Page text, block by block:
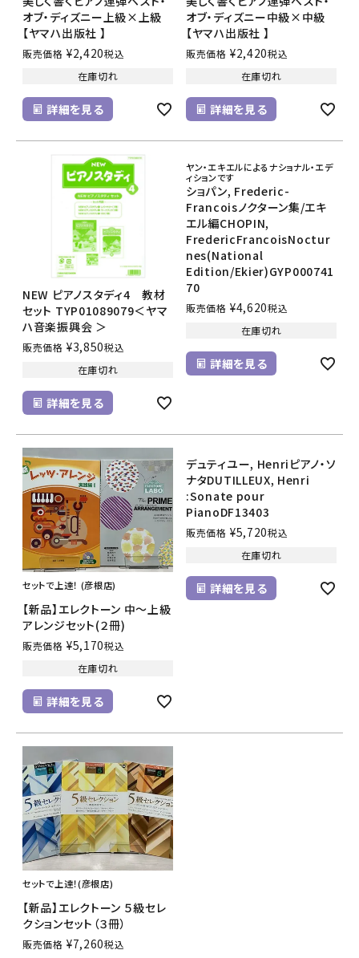
オブ・ディズニー上級×上級
【ヤマハ出版社 】
販売価格 ¥2,420税込
在庫切れ
詳細を見る
オブ・ディズニー中級×中級
【ヤマハ出版社 】
販売価格 ¥2,420税込
在庫切れ
詳細を見る
NEW ピアノスタディ4 教材
セット TYP01089079＜ヤマ
ハ音楽振興会 ＞
販売価格 ¥3,850税込
在庫切れ
詳細を見る
ヤン・エキエルによるナショナル・エデ
ィションです
ショパン, Frederic-
Francoisノクターン集/エキ
エル編CHOPIN,
FredericFrancoisNoctur
nes(National
Edition/Ekier)GYP000741
70
販売価格 ¥4,620税込
在庫切れ
詳細を見る
セットで上達！ (彦根店)
【新品】エレクトーン 中～上級
アレンジセット(２冊)
販売価格 ¥5,170税込
在庫切れ
詳細を見る
デュティユー, Henriピアノ・ソ
ナタDUTILLEUX, Henri
:Sonate pour
PianoDF13403
販売価格 ¥5,720税込
在庫切れ
詳細を見る
セットで上達！(彦根店)
【新品】エレクトーン ５級セレ
クションセット（３冊）
販売価格 ¥7,260税込